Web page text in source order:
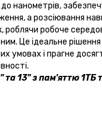
нанометрів,
а розсіювання
роблячи робоче
Це ідеальне
умовах і прагне
та 13" з пам'яттю 1ТБ